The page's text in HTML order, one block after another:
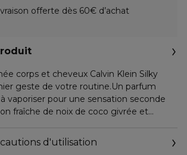
offerte dès 60€ d’achat
corps et cheveux Calvin Klein Silky
geste de votre routine.Un parfum
vaporiser pour une sensation seconde
fraîche de noix de coco givrée et
gourmand.Légère et hydratante, la
intensément douce et
d'utilisation